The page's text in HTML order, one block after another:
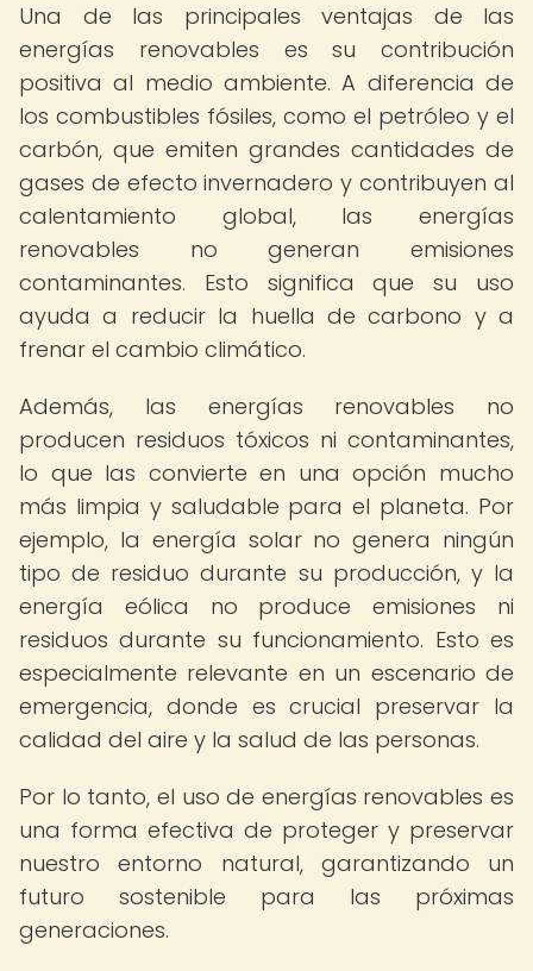
Una de las principales ventajas de las
energías renovables es su contribución
positiva al medio ambiente. A diferencia de
los combustibles fósiles, como el petróleo y el
carbón, que emiten grandes cantidades de
gases de efecto invernadero y contribuyen al
calentamiento global, las energías
renovables no generan emisiones
contaminantes. Esto significa que su uso
ayuda a reducir la huella de carbono y a
frenar el cambio climático.
Además, las energías renovables no
producen residuos tóxicos ni contaminantes,
lo que las convierte en una opción mucho
más limpia y saludable para el planeta. Por
ejemplo, la energía solar no genera ningún
tipo de residuo durante su producción, y la
energía eólica no produce emisiones ni
residuos durante su funcionamiento. Esto es
especialmente relevante en un escenario de
emergencia, donde es crucial preservar la
calidad del aire y la salud de las personas.
Por lo tanto, el uso de energías renovables es
una forma efectiva de proteger y preservar
nuestro entorno natural, garantizando un
futuro sostenible para las próximas
generaciones.